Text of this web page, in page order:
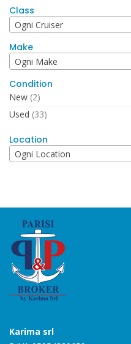
Class
Ogni Cruiser
Make
Ogni Make
Condition
New (2)
Used (33)
Location
Ogni Location
Karima srl